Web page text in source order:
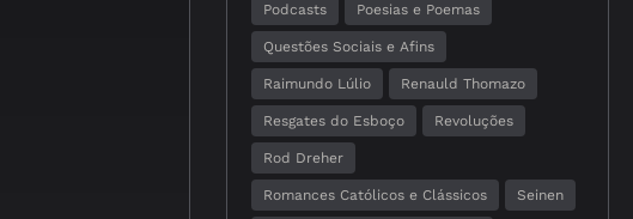
Podcasts Poesias e Poemas
Questões Sociais e Afins
Raimundo Lúlio Renauld Thomazo
Resgates do Esboço Revoluções
Rod Dreher
Romances Católicos e Clássicos Seinen